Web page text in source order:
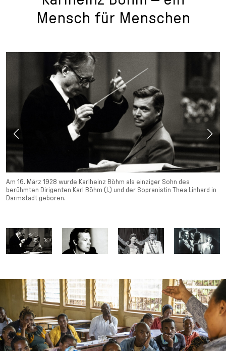
Mensch für Menschen
Am 16. März 1928 wurde Karlheinz Böhm als einziger Sohn des
berühmten Dirigenten Karl Böhm (l.) und der Sopranistin Thea Linhard in
Darmstadt geboren.